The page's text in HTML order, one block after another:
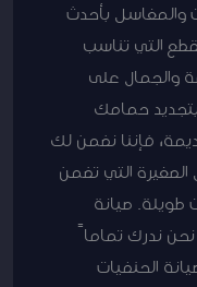
والمغاسل بأحدث
التي تناسب
والجمال على
حمامك
فإننا نضمن لك
التي تضمن
صيانة
نحن ندرك تماماً
الحنفيات